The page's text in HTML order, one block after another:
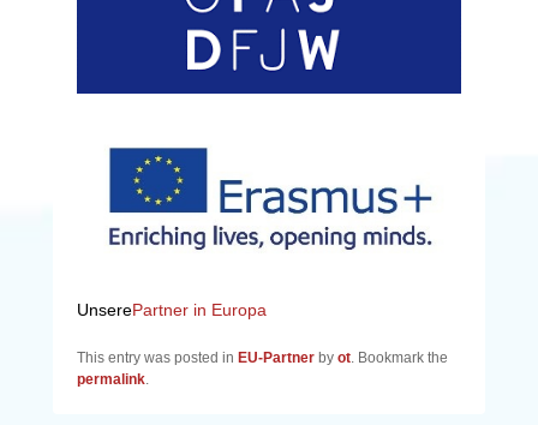
UnserePartner in Europa
This entry was posted in EU-Partner by ot. Bookmark the
permalink.